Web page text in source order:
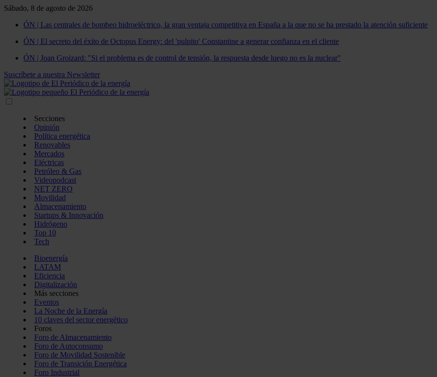
Sábado, 8 de agosto de 2026
ÓN | Las centrales de bombeo hidroeléctrico, la gran ventaja competitiva en España a la que no se ha prestado la atención suficiente
ÓN | El secreto del éxito de Octopus Energy: del 'pulpito' Constantine a generar confianza en el cliente
ÓN | Joan Groizard: "Si el problema es de control de tensión, la respuesta desde luego no es la nuclear"
Suscríbete a nuestra Newsletter
Secciones
Opinión
Política energética
Renovables
Mercados
Eléctricas
Petróleo & Gas
Videopodcast
NET ZERO
Movilidad
Almacenamiento
Startups & Innovación
Hidrógeno
Top 10
Tech
Bioenergía
LATAM
Eficiencia
Digitalización
Más secciones
Eventos
La Noche de la Energía
10 claves del sector energético
Foros
Foro de Almacenamiento
Foro de Autoconsumo
Foro de Movilidad Sostenible
Foro de Transición Energética
Foro Industrial